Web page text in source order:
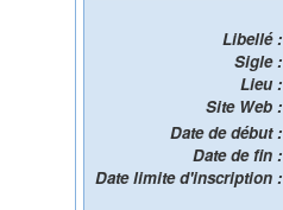
Libellé :
Sigle :
Lieu :
Site Web :
Date de début :
Date de fin :
Date limite d'inscription :